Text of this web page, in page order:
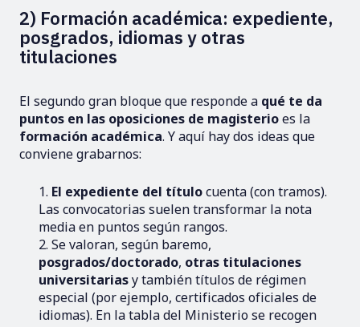
2) Formación académica: expediente,
posgrados, idiomas y otras
titulaciones
El segundo gran bloque que responde a qué te da
puntos en las oposiciones de magisterioes la
formación académica. Y aquí hay dos ideas que
conviene grabarnos:
El expediente del títulocuenta (con tramos).
Las convocatorias suelen transformar la nota
media en puntos según rangos.
Se valoran, según baremo,
posgrados/doctorado, otras titulaciones
universitariasy también títulos de régimen
especial (por ejemplo, certificados oficiales de
idiomas). En la tabla del Ministerio se recogen